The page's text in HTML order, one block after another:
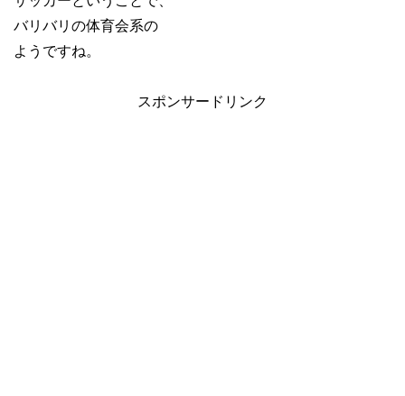
バリバリの体育会系の
ようですね。
スポンサードリンク